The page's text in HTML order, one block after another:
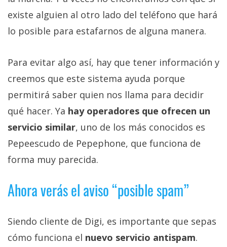
existe alguien al otro lado del teléfono que hará
lo posible para estafarnos de alguna manera.
Para evitar algo así, hay que tener información y
creemos que este sistema ayuda porque
permitirá saber quien nos llama para decidir
qué hacer. Ya hay operadores que ofrecen un
servicio similar, uno de los más conocidos es
Pepeescudo de Pepephone, que funciona de
forma muy parecida.
Ahora verás el aviso “posible spam”
Siendo cliente de Digi, es importante que sepas
cómo funciona el nuevo servicio antispam.